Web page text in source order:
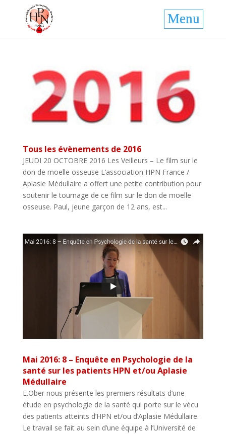
Tous les évènements de 2016
JEUDI 20 OCTOBRE 2016 Les Veilleurs – Le film sur le
don de moelle osseuse L’association HPN France /
Aplasie Médullaire a offert une petite contribution pour
soutenir le tournage de ce film sur le don de moelle
osseuse. Paul, jeune garçon de 12 ans, est...
Mai 2016: 8 – Enquête en Psychologie de la
santé sur les patients HPN et/ou Aplasie
Médullaire
E.Ober nous présente les premiers résultats d’une
étude en psychologie de la santé qui porte sur le vécu
des patients atteints d’HPN et/ou d’Aplasie Médullaire.
Le travail se fait au sein d’une équipe à l’Université de